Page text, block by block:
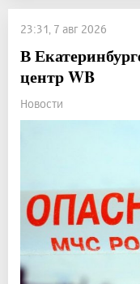
23:31, 7 авг 2026
В
центр WB
Новости